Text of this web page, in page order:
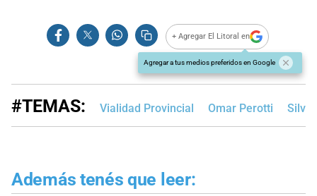
+ Agregar El Litoral en
Agregar a tus medios preferidos en Google
#TEMAS: Vialidad Provincial Omar Perotti
Además tenés que leer: